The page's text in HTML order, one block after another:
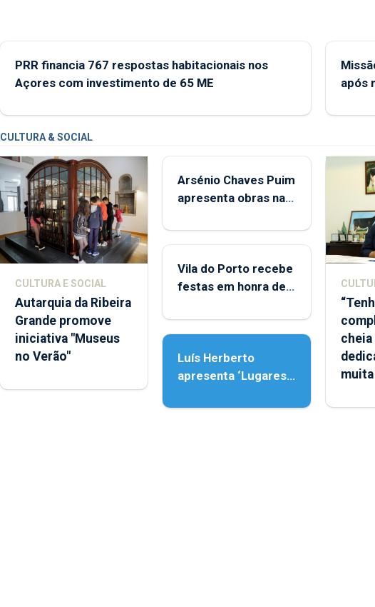
PRR financia 767 respostas habitacionais nos
Açores com investimento de 65 ME
após
CULTURA & SOCIAL
CULTURA E SOCIAL
Autarquia da Ribeira
Grande promove
iniciativa "Museus
no Verão"
Arsénio Chaves Puim
apresenta obras na
Porto
Vila do Porto recebe
festas em honra de
Assunção
Luís Herberto
apresenta ‘Lugares
muita